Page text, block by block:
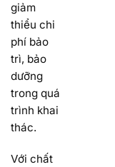
giảm
thiểu chi
phí bảo
trì, bảo
dưỡng
trong quá
trình khai
thác.
Với chất